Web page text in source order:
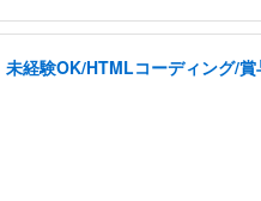
経験OK/HTMLコーディング/